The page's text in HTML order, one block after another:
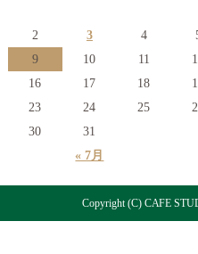
« 7月
2
3 4
9
10 11
16
17 18
23
24 25
30
31
Copyright (C) CAFE